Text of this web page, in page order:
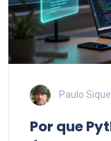
Paulo
Por que